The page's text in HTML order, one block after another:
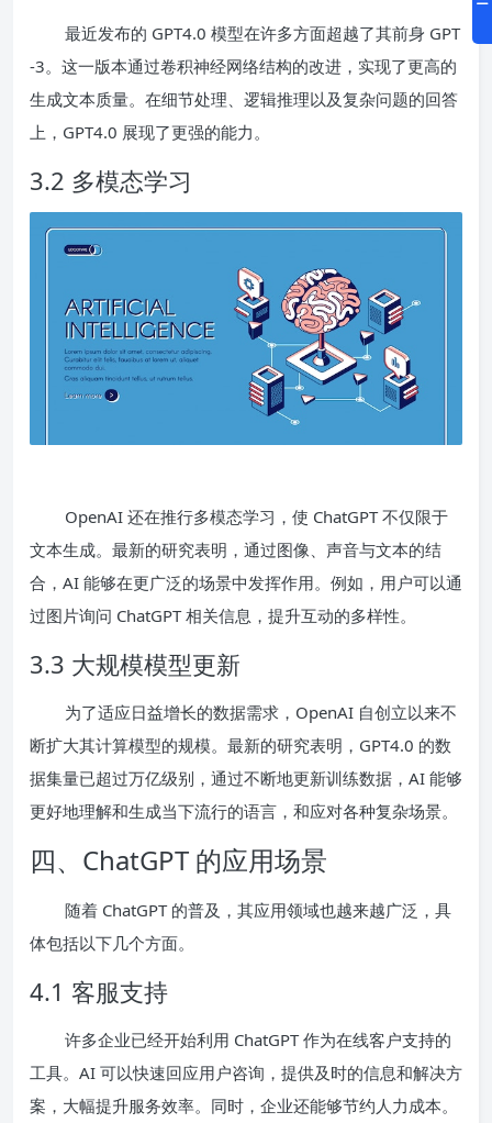
最近发布的 GPT4.0 模型在许多方面超越了其前身 GPT
-3。这一版本通过卷积神经网络结构的改进，实现了更高的
生成文本质量。在细节处理、逻辑推理以及复杂问题的回答
上，GPT4.0 展现了更强的能力。
3.2 多模态学习
OpenAI 还在推行多模态学习，使 ChatGPT 不仅限于
文本生成。最新的研究表明，通过图像、声音与文本的结
合，AI 能够在更广泛的场景中发挥作用。例如，用户可以通
过图片询问 ChatGPT 相关信息，提升互动的多样性。
3.3 大规模模型更新
为了适应日益增长的数据需求，OpenAI 自创立以来不
断扩大其计算模型的规模。最新的研究表明，GPT4.0 的数
据集量已超过万亿级别，通过不断地更新训练数据，AI 能够
更好地理解和生成当下流行的语言，和应对各种复杂场景。
四、ChatGPT 的应用场景
随着 ChatGPT 的普及，其应用领域也越来越广泛，具
体包括以下几个方面。
4.1 客服支持
许多企业已经开始利用 ChatGPT 作为在线客户支持的
工具。AI 可以快速回应用户咨询，提供及时的信息和解决方
案，大幅提升服务效率。同时，企业还能够节约人力成本。